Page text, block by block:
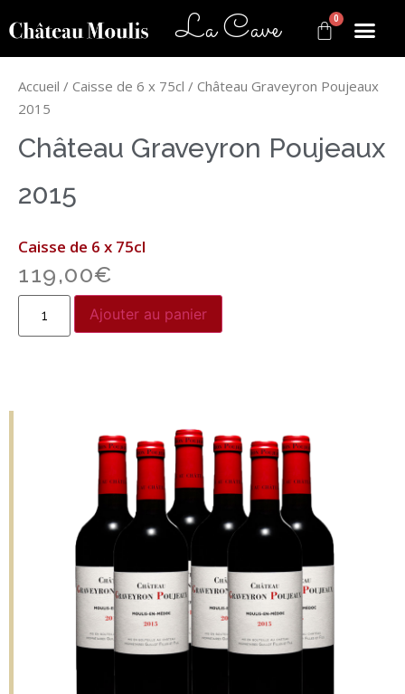
La Cave 0
Accueil / Caisse de 6 x 75cl / Château Graveyron Poujeaux
2015
Château Graveyron Poujeaux
2015
Caisse de 6 x 75cl
119,00€
Ajouter au panier